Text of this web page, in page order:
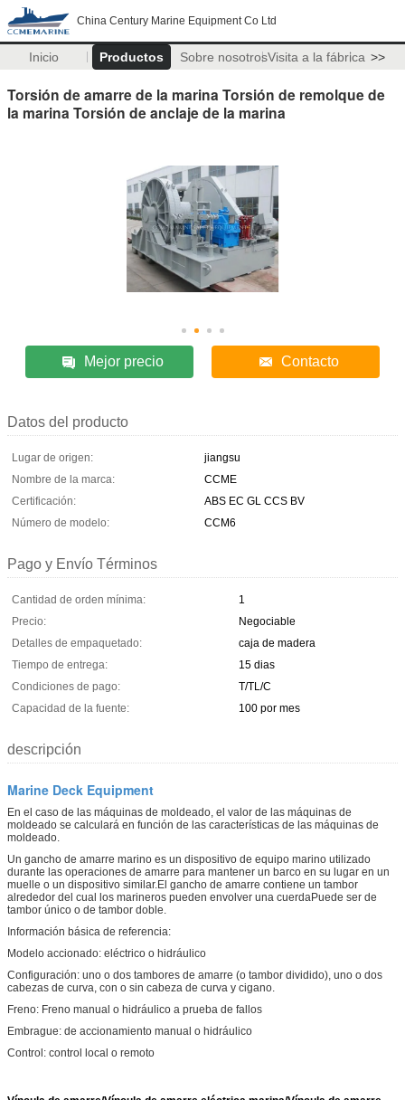
China Century Marine Equipment Co Ltd
Inicio Productos Sobre nosotrosVisita a la fábrica >>
Torsión de amarre de la marina Torsión de remolque de
la marina Torsión de anclaje de la marina
Mejor precio Contacto
Datos del producto
Lugar de origen:
jiangsu
Nombre de la marca:
CCME
Certificación:
ABS EC GL CCS BV
Número de modelo:
CCM6
Pago y Envío Términos
Cantidad de orden mínima:
1
Precio:
Negociable
Detalles de empaquetado:
caja de madera
Tiempo de entrega:
15 dias
Condiciones de pago:
T/TL/C
Capacidad de la fuente:
100 por mes
descripción
Marine Deck Equipment
En el caso de las máquinas de moldeado, el valor de las máquinas de
moldeado se calculará en función de las características de las máquinas de
moldeado.
Un gancho de amarre marino es un dispositivo de equipo marino utilizado
durante las operaciones de amarre para mantener un barco en su lugar en un
muelle o un dispositivo similar.El gancho de amarre contiene un tambor
alrededor del cual los marineros pueden envolver una cuerdaPuede ser de
tambor único o de tambor doble.
Información básica de referencia:
Modelo accionado: eléctrico o hidráulico
Configuración: uno o dos tambores de amarre (o tambor dividido), uno o dos
cabezas de curva, con o sin cabeza de curva y cigano.
Freno: Freno manual o hidráulico a prueba de fallos
Embrague: de accionamiento manual o hidráulico
Control: control local o remoto